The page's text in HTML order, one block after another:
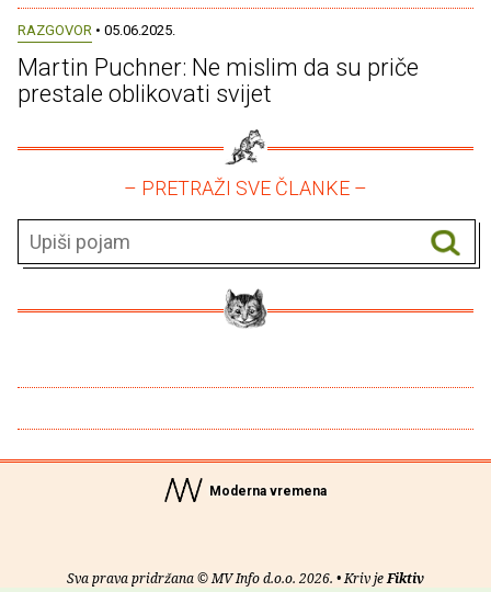
RAZGOVOR • 05.06.2025.
Martin Puchner: Ne mislim da su priče
prestale oblikovati svijet
– PRETRAŽI SVE ČLANKE –
Moderna vremena
Sva prava pridržana © MV Info d.o.o. 2026. • Kriv jeFiktiv